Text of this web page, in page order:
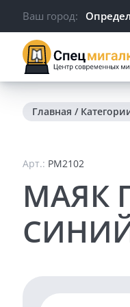
Ваш город:
Главная /
Арт.: PM2102
МАЯК